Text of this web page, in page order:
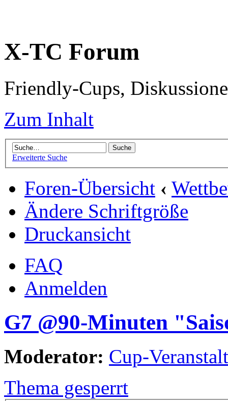
X-TC Forum
Friendly-Cups,
Zum Inhalt
Erweiterte Suche
Foren-Übersicht ‹
Ändere Schriftgröße
Druckansicht
FAQ
Anmelden
G7 @90-Minuten
Moderator: Cup-
Thema gesperrt